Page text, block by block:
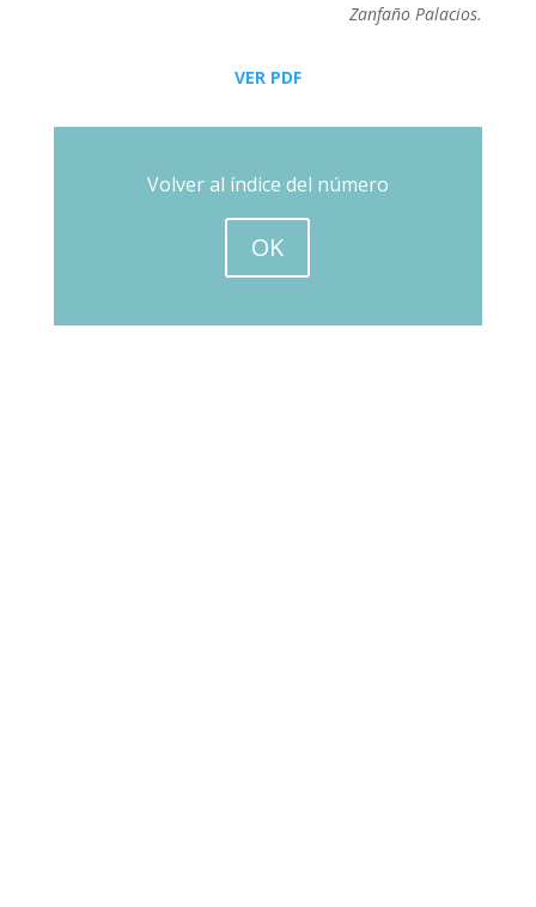
Zanfaño Palacios.
VER PDF
Volver al índice del número
OK